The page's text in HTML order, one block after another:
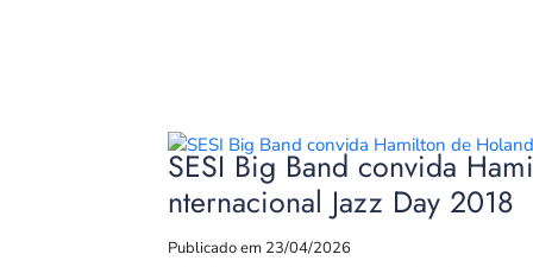
SESI Big Band convida
nternacional Jazz Day 2018
Publicado em 23/04/2026